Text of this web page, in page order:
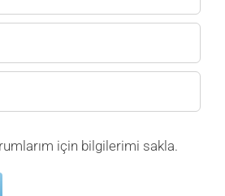
için bilgilerimi sakla.